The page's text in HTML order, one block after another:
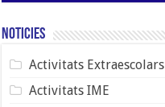
Noticies
Activitats Extraescolars
Activitats IME